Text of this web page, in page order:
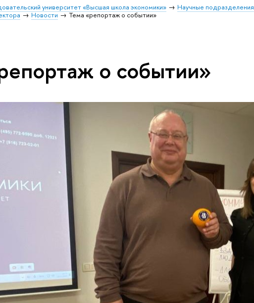
университет «Высшая школа экономики» Научные подразделения
Новости Тема «репортаж о событии»
о событии»